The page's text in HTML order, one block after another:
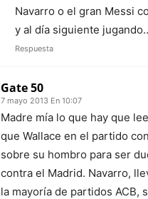
Navarro o el gran Messi
y al día siguiente
Respuesta
Gate 50
7 mayo 2013 En 10:07
Madre mía lo que hay que
que Wallace en el partido
sobre su hombro para ser
contra el Madrid. Navarro,
la mayoría de partidos ACB,